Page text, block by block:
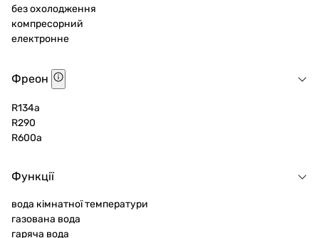
без охолодження
компресорний
електронне
Фреон
R134a
R290
R600a
Функції
вода кімнатної температури
газована вода
гаряча вода